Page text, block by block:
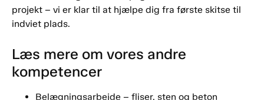
projekt – vi er klar til at hjælpe dig fra første skitse til
indviet plads.
Læs mere om vores andre
kompetencer
Belægningsarbejde – fliser, sten og beton